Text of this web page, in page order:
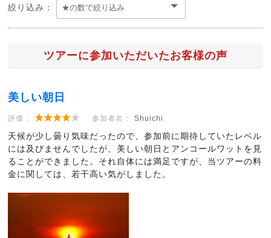
絞り込み：
ツアーに参加いただいたお客様の声
美しい朝日
評価： 参加者名： Shuichi
天候が少し曇り気味だったので、参加前に期待していたレベル
には及びませんでしたが、美しい朝日とアンコールワットを見
ることができました。それ自体には満足ですが、当ツアーの料
金に関しては、若干高い気がしました。